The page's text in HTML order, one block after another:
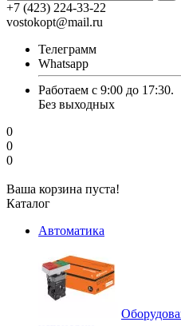
+7 (423) 224-33-22
vostokopt@mail.ru
Телеграмм
Whatsapp
Работаем с 9:00 до 17:30.
Без выходных
0
0
0
Ваша корзина пуста!
Каталог
Автоматика